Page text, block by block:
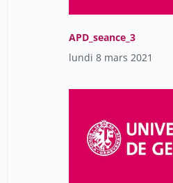
APD_seance_3
lundi 8 mars 2021